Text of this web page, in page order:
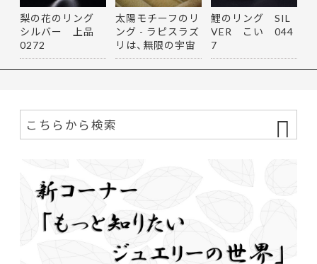
梨の花のリング
シルバー 上品
0272
太陽モチーフのリ
ング - ラピスラズ
リは、無限の宇宙
を思…
鯉のリング SIL
VER こい 044
7